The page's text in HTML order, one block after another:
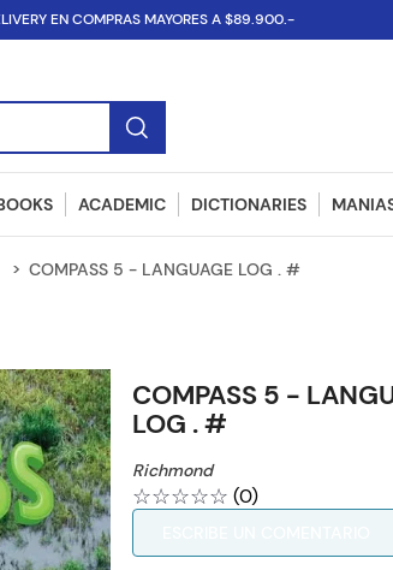
EN COMPRAS MAYORES A $89.900.-
ACADEMIC DICTIONARIES
COMPASS 5 - LANGUAGE LOG . #
COMPASS 5 -
LOG . #
Richmond
☆☆☆☆☆ (0)